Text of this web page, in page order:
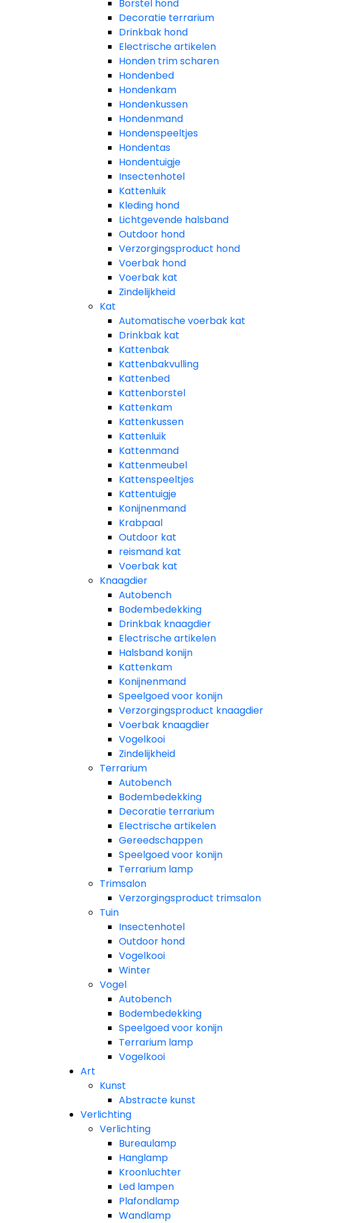
Borstel hond
Decoratie terrarium
Drinkbak hond
Electrische artikelen
Honden trim scharen
Hondenbed
Hondenkam
Hondenkussen
Hondenmand
Hondenspeeltjes
Hondentas
Hondentuigje
Insectenhotel
Kattenluik
Kleding hond
Lichtgevende halsband
Outdoor hond
Verzorgingsproduct hond
Voerbak hond
Voerbak kat
Zindelijkheid
Kat
Automatische voerbak kat
Drinkbak kat
Kattenbak
Kattenbakvulling
Kattenbed
Kattenborstel
Kattenkam
Kattenkussen
Kattenluik
Kattenmand
Kattenmeubel
Kattenspeeltjes
Kattentuigje
Konijnenmand
Krabpaal​
Outdoor kat
reismand kat​
Voerbak kat
Knaagdier
Autobench
Bodembedekking
Drinkbak knaagdier
Electrische artikelen
Halsband konijn
Kattenkam
Konijnenmand
Speelgoed voor konijn​
Verzorgingsproduct knaagdier
Voerbak knaagdier
Vogelkooi
Zindelijkheid
Terrarium
Autobench
Bodembedekking
Decoratie terrarium
Electrische artikelen
Gereedschappen
Speelgoed voor konijn
Terrarium lamp
Trimsalon
Verzorgingsproduct trimsalon
Tuin
Insectenhotel
Outdoor hond
Vogelkooi
Winter
Vogel
Autobench
Bodembedekking
Speelgoed voor konijn
Terrarium lamp
Vogelkooi
Art
Kunst
Abstracte kunst
Verlichting
Verlichting
Bureaulamp
Hanglamp
Kroonluchter
Led lampen
Plafondlamp
Wandlamp